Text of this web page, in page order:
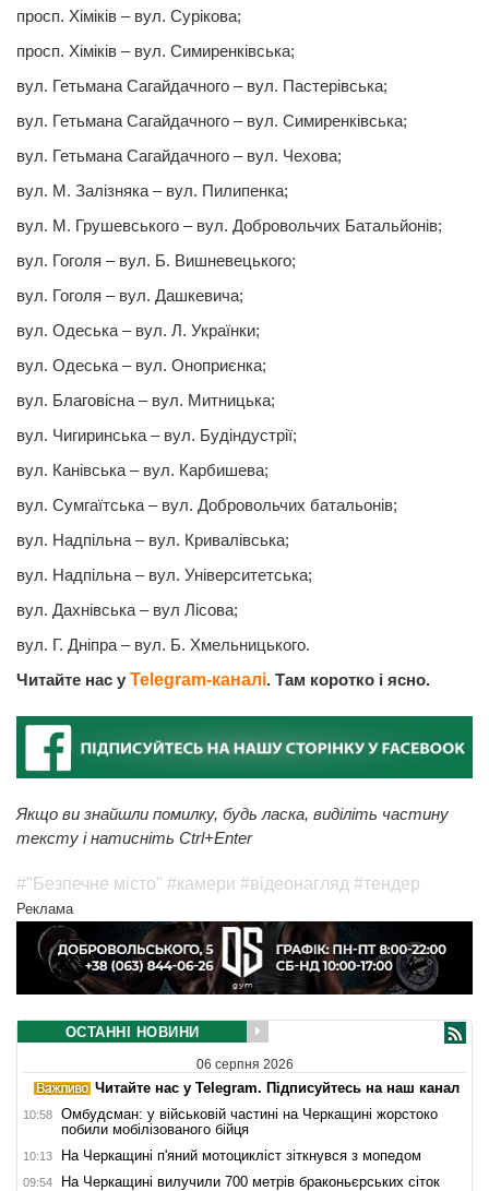
просп. Хiмiкiв – вул. Сурiкова;
просп. Хiмiкiв – вул. Симиренківська;
вул. Гетьмана Сагайдачного – вул. Пастерiвська;
вул. Гетьмана Сагайдачного – вул. Симиренківська;
вул. Гетьмана Сагайдачного – вул. Чехова;
вул. М. Залізняка – вул. Пилипенка;
вул. М. Грушевського – вул. Добровольчих Батальйонiв;
вул. Гоголя – вул. Б. Вишневецького;
вул. Гоголя – вул. Дашкевича;
вул. Одеська – вул. Л. Українки;
вул. Одеська – вул. Оноприєнка;
вул. Благовісна – вул. Митницька;
вул. Чигиринська – вул. Будіндустрії;
вул. Канівська – вул. Карбишева;
вул. Сумгаїтська – вул. Добровольчих батальонів;
вул. Надпільна – вул. Кривалівська;
вул. Надпільна – вул. Університетська;
вул. Дахнівська – вул Лiсова;
вул. Г. Дніпра – вул. Б. Хмельницького.
Читайте нас у Telegram-каналі. Там коротко і ясно.
Якщо ви знайшли помилку, будь ласка, виділіть частину
тексту і натисніть Ctrl+Enter
#"Безпечне місто" #камери #відеонагляд #тендер
Реклама
ОСТАННІ НОВИНИ
06 серпня 2026
Читайте нас у Telegram. Підписуйтесь на наш канал
10:58
Омбудсман: у військовій частині на Черкащині жорстоко
побили мобілізованого бійця
10:13 На Черкащині п'яний мотоцикліст зіткнувся з мопедом
09:54 На Черкащині вилучили 700 метрів браконьєрських сіток